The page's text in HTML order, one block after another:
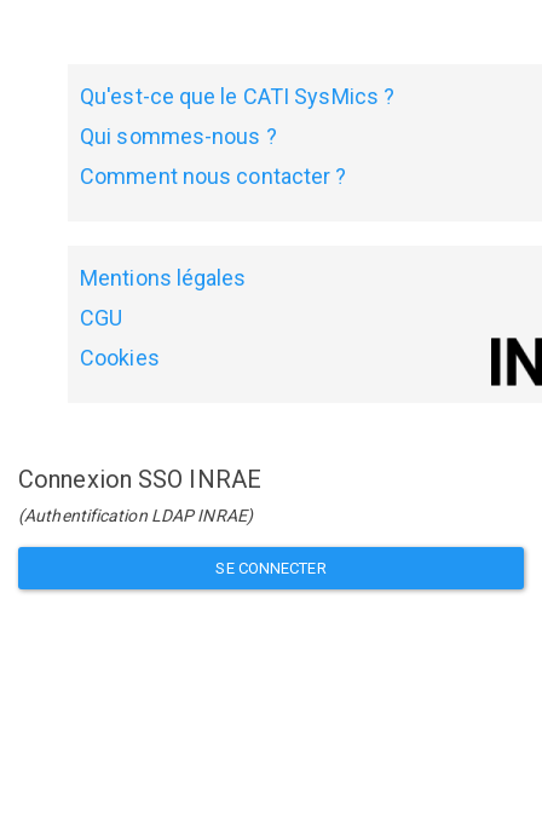
Qu'est-ce que le CATI SysMics ?
Qui sommes-nous ?
Comment nous contacter ?
Mentions légales
CGU
Cookies
Connexion SSO INRAE
(Authentification LDAP INRAE)